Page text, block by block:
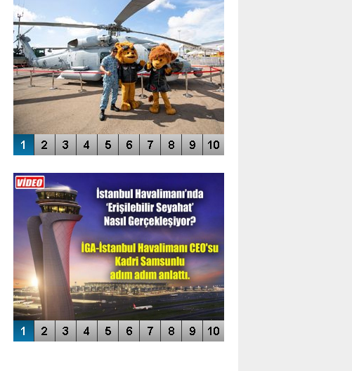
ENGELLERİN AŞILDIĞI HAVALİMANI